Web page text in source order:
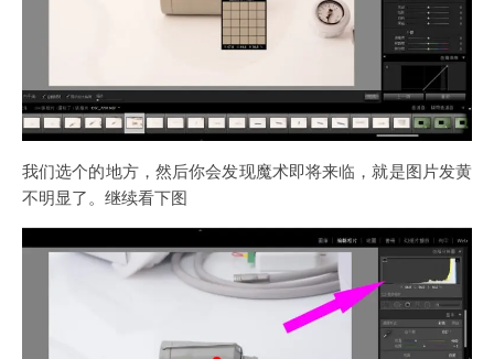
我们选个的地方，然后你会发现魔术即将来临，就是图片发黄
不明显了。继续看下图